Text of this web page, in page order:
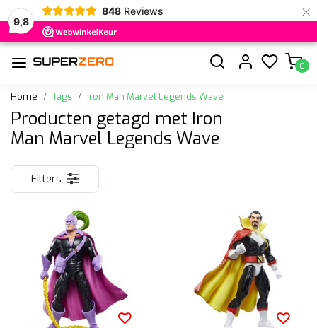
9,8
848 Reviews ×
0
Home Tags Iron Man Marvel Legends Wave
Producten getagd met Iron
Man Marvel Legends Wave
Filters